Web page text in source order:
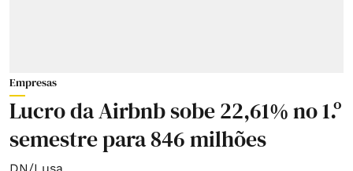
Empresas
Lucro da Airbnb sobe 22,61% no 1.º
semestre para 846 milhões